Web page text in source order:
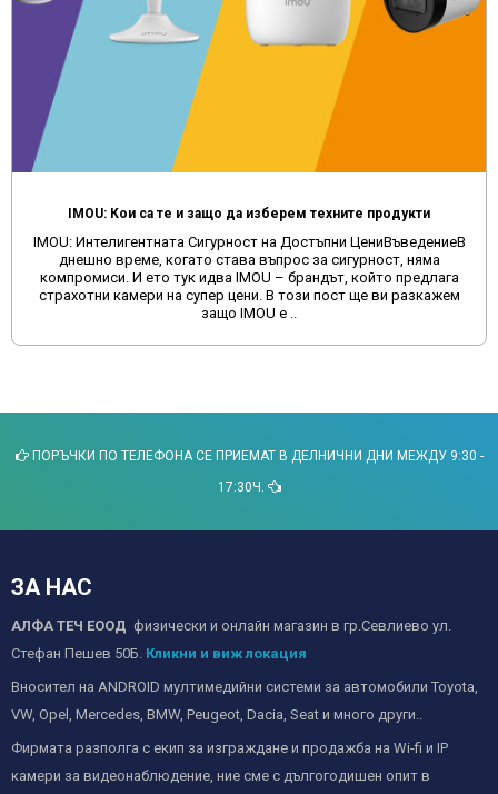
IMOU: Кои са те и защо да изберем техните продукти
IMOU: Интелигентната Сигурност на Достъпни ЦениВъведениеВ
днешно време, когато става въпрос за сигурност, няма
компромиси. И ето тук идва IMOU – брандът, който предлага
страхотни камери на супер цени. В този пост ще ви разкажем
защо IMOU е ..
ПОРЪЧКИ ПО ТЕЛЕФОНА СЕ ПРИЕМАТ В ДЕЛНИЧНИ ДНИ МЕЖДУ 9:30 -
17:30Ч.
ЗА НАС
АЛФА ТЕЧ ЕООД физически и онлайн магазин в гр.Севлиево ул.
Стефан Пешев 50Б. Кликни и виж локация
Вносител на ANDROID мултимедийни системи за автомобили Toyota,
VW, Opel, Mercedes, BMW, Peugeot, Dacia, Seat и много други..
Фирмата разполга с екип за изграждане и продажба на Wi-fi и IP
камери за видеонаблюдение, ние сме с дългогодишен опит в